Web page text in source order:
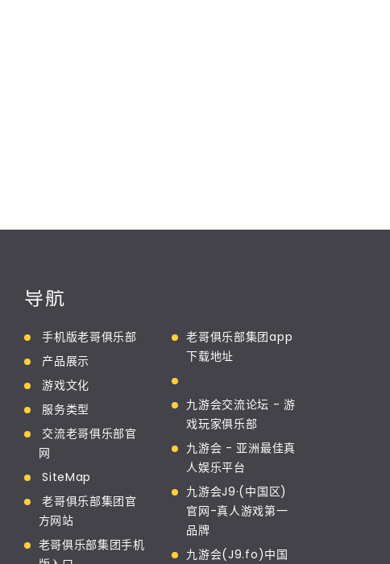
导航
手机版老哥俱乐部
产品展示
游戏文化
服务类型
交流老哥俱乐部官
网
SiteMap
老哥俱乐部集团官
方网站
老哥俱乐部集团手机
老哥俱乐部集团app
下载地址
九游会交流论坛 - 游
戏玩家俱乐部
九游会 - 亚洲最佳真
人娱乐平台
九游会J9·(中国区)
官网-真人游戏第一
品牌
九游会(J9.fo)中国